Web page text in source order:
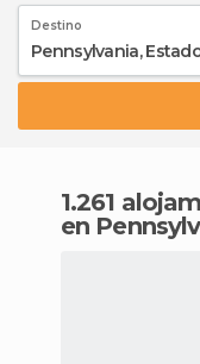
Destino
1.261 alojamientos donde dormir
en